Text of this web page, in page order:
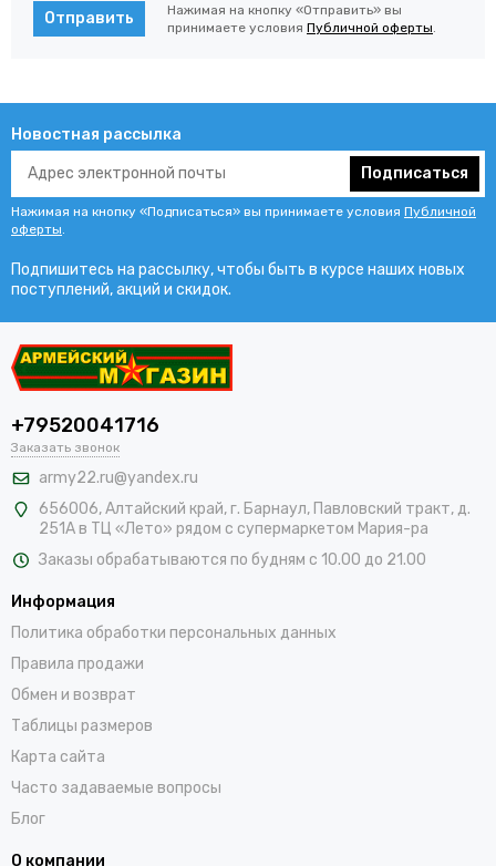
Отправить
Нажимая на кнопку «Отправить» вы
принимаете условия Публичной оферты.
Новостная рассылка
Подписаться
Нажимая на кнопку «Подписаться» вы принимаете условия Публичной
оферты.
Подпишитесь на рассылку, чтобы быть в курсе наших новых
поступлений, акций и скидок.
+79520041716
Заказать звонок
army22.ru@yandex.ru
656006, Алтайский край,г. Барнаул, Павловский тракт, д.
251А в ТЦ «Лето» рядом с супермаркетом Мария-ра
Заказы обрабатываются по будням с 10.00 до 21.00
Информация
Политика обработки персональных данных
Правила продажи
Обмен и возврат
Таблицы размеров
Карта сайта
Часто задаваемые вопросы
Блог
О компании